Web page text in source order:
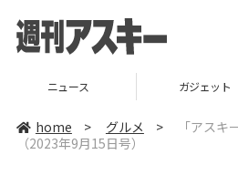
ニュース ガジェット
home > グルメ >
「アス
（2023年9月15日号）